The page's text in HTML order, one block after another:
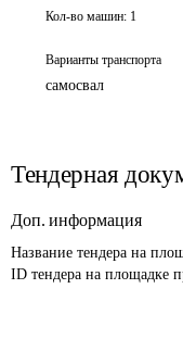
Кол-во машин: 1
Варианты транспорта
самосвал
Тендерная
Доп. информация
Название тендера на
ID тендера на площадке